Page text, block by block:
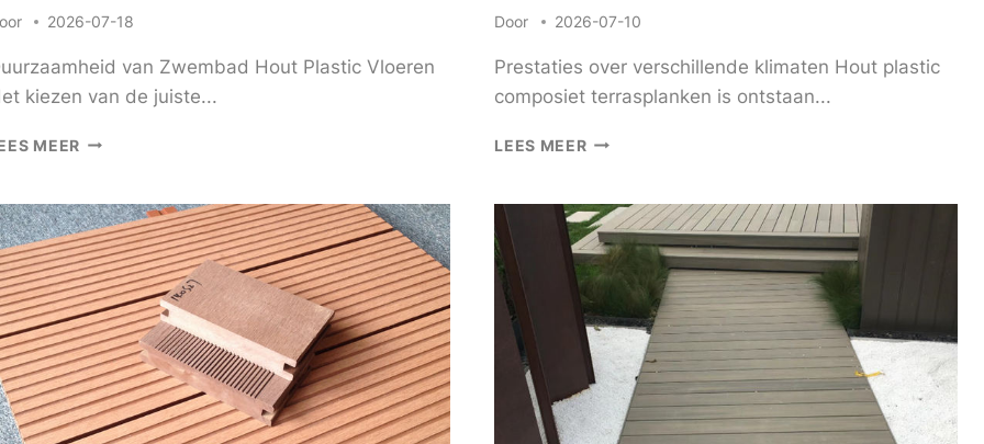
2026-07-18
van Zwembad Hout Plastic Vloeren
kiezen van de juiste...
MEERPREMIUM
PLASTIC
VLOEREN
VOOR
VEILIGE
BUITENZWEMBAD
GEBIEDEN
Door 2026-07-10
Prestaties over verschillende klimaten Hout plastic
composiet terrasplanken is ontstaan...
LEES MEERPREMIUM
COMPOSIET
TERRASPLANKEN
VOOR
LANGDURIGE
BUITENLEEFRUIMTES